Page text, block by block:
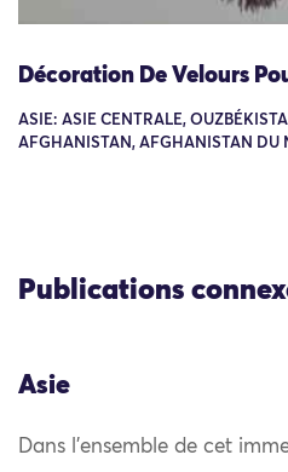
Décoration De Velours
ASIE: ASIE CENTRALE,
AFGHANISTAN, AFGHANISTAN DU
Publications
Asie
Dans l’ensemble de cet